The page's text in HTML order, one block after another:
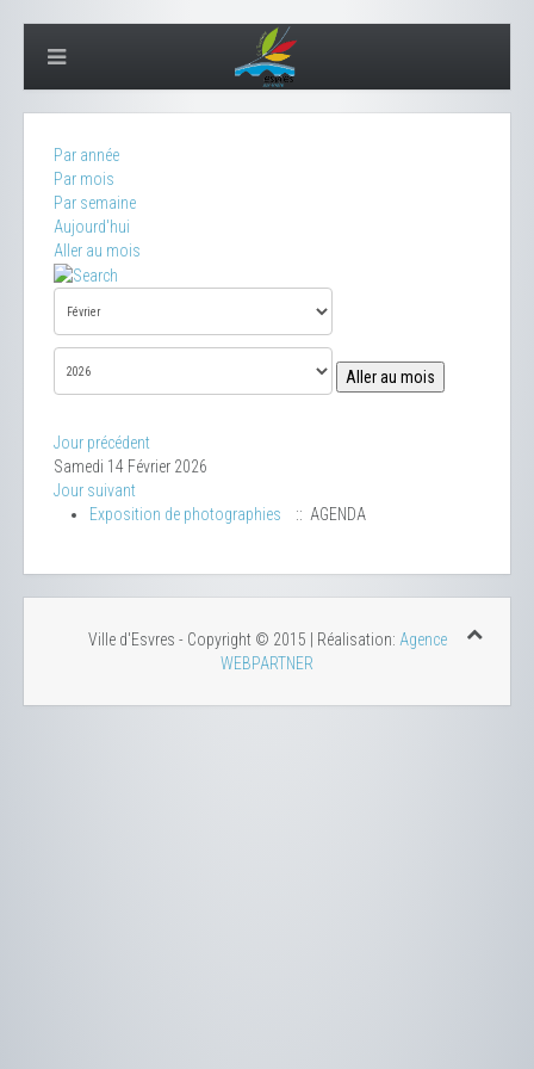
Par année
Par mois
Par semaine
Aujourd'hui
Aller au mois
Aller au mois
Jour précédent
Samedi 14 Février 2026
Jour suivant
Exposition de photographies
:: AGENDA
Ville d'Esvres - Copyright © 2015 | Réalisation: Agence
WEBPARTNER